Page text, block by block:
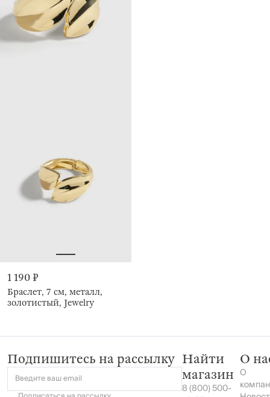
1 190 ₽
Браслет, 7 см, металл,
золотистый, Jewelry
Подпишитесь на рассылку
Введите ваш email
Найти
магазин
8 (800) 500-
О
О